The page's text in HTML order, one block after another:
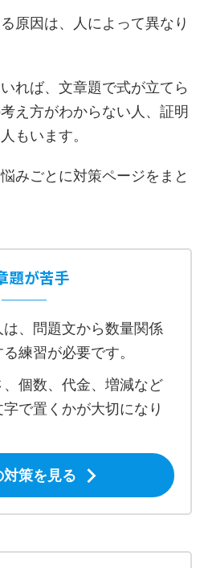
原因は、人によって異なり
れば、文章題で式が立てら
え方がわからない人、証明
もいます。
みごとに対策ページをまと
題が苦手
、問題文から数量関係
練習が必要です。
個数、代金、増減など
で置くかが大切になり
策を見る